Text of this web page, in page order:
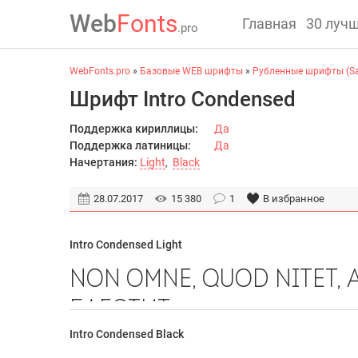
WebFonts.pro Главная 30
WebFonts.pro » Базовые WEB шрифты » Рубленные шрифты
Шрифт Intro Condensed
Поддержка кириллицы:
Да
Поддержка латиницы:
Да
Начертания: Light, Black
28.07.2017 15 380 1 В избранное
Intro Condensed Light
Intro Condensed Black